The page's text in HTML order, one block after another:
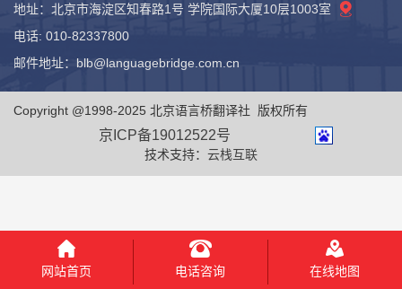
地址：北京市海淀区知春路1号 学院国际大厦10层1003室
电话: 010-82337800
邮件地址：blb@languagebridge.com.cn
Copyright @1998-2025 北京语言桥翻译社 版权所有
京ICP备19012522号
技术支持： 云栈互联
网站首页 电话咨询 在线地图